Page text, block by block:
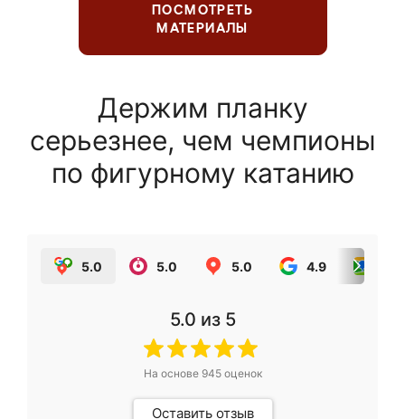
ПОСМОТРЕТЬ
МАТЕРИАЛЫ
Держим планку
серьезнее, чем чемпионы
по фигурному катанию
5.0 5.0 5.0 4.9
5.0 из 5
На основе 945оценок
Оставить отзыв